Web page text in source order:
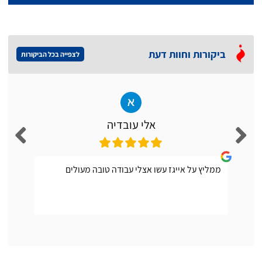
ביקורות וחוות דעת לצפייה בכל הביקורות
אלי עובדיה
ממליץ על אייגז עשו אצלי עבודה טובה מעולים